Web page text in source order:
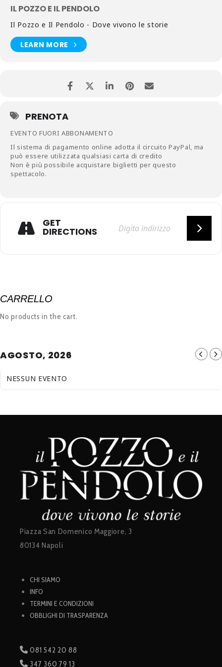
IL POZZO E IL PENDOLO
Il Pozzo e Il Pendolo - Dove vivono le storie
LEARN MORE
PRENOTA
EVENTO FUORI ABBONAMENTO
Il sistema di pagamento online adotta il circuito PayPal, ma
può essere utilizzata qualsiasi carta di credito
Non è più possibile acquistare biglietti per questo
spettacolo.
GET
DIRECTIONS
CARRELLO
No products in the cart.
AGOSTO, 2026
NESSUN EVENTO
Piazza San Domenico Maggiore, 3
80134 Napoli
CHI SIAMO
INFO
TERMINI E CONDIZIONI
OBBLIGHI DI TRASPARENZA
081 542 20 88
347 360 79 13